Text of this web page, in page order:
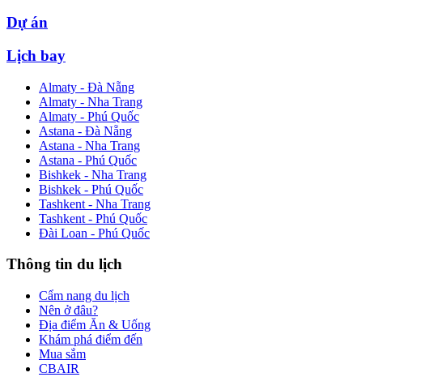
Dự án
Lịch bay
Almaty - Đà Nẵng
Almaty - Nha Trang
Almaty - Phú Quốc
Astana - Đà Nẵng
Astana - Nha Trang
Astana - Phú Quốc
Bishkek - Nha Trang
Bishkek - Phú Quốc
Tashkent - Nha Trang
Tashkent - Phú Quốc
Đài Loan - Phú Quốc
Thông tin du lịch
Cẩm nang du lịch
Nên ở đâu?
Địa điểm Ăn & Uống
Khám phá điểm đến
Mua sắm
CBAIR